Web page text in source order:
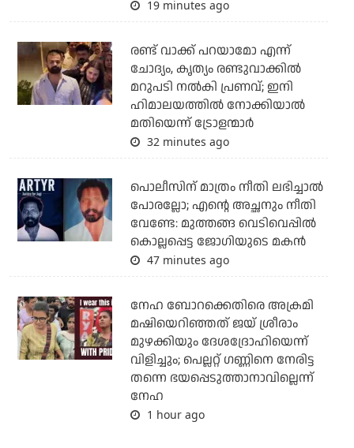
19 minutes ago
രണ്ട് വാക്ക് പറയാമോ എന്ന്
ചോദ്യം, കൃത്യം രണ്ടുവാക്കില്‍
മറുപടി നല്‍കി പ്രണവ്; ഇനി
ഹിമാലയത്തില്‍ നോക്കിയാല്‍
മതിയെന്ന് ട്രോളന്മാര്‍
32 minutes ago
പൊലീസിന് മാത്രം നീതി ലഭിച്ചാല്‍
പോരല്ലോ; എന്റെ അച്ഛനും നീതി
വേണ്ടേ: മുത്തങ്ങ വെടിവെപ്പില്‍
കൊല്ലപ്പെട്ട ജോഗിയുടെ മകന്‍
47 minutes ago
നേഹ ബോറക്കെതിരെ അക്രമി
മഷിയെറിഞ്ഞത് ജയ് ശ്രീരാം
മുഴക്കിയും ദേശദ്രോഹിയെന്ന്
വിളിച്ചും; പെല്ലറ്റ് ഗണ്ണിനെ നേരിട്ട
തന്നെ ഭയപ്പെടുത്താനാവില്ലെന്ന്
നേഹ
1 hour ago